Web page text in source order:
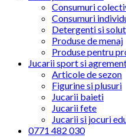
Consumuri
Consumuri
Detergenti si
Produse de menaj
Produse pentru
Jucarii sport si
Articole de sezon
Figurine si plusuri
Jucarii baieti
Jucarii fete
Jucarii si jocuri
0771 482 030